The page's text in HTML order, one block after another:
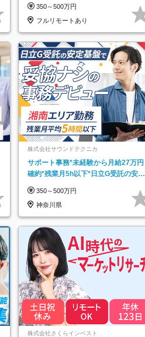
350～500万円
フルリモートあり
株式会社サウンドテクニカ
サポート事務*未経験から月給27万円
確約*残業月5h以下*日立G受託の安定
350～500万円
神奈川県
株式会社さくらインベスト